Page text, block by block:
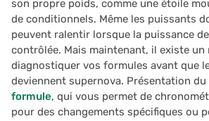
son propre poids, comme une étoile
de conditionnels. Même les puissants
peuvent ralentir lorsque la puissance
contrôlée. Mais maintenant, il existe un
diagnostiquer vos formules avant que
deviennent supernova. Présentation du
formule, qui vous permet de
pour des changements spécifiques ou